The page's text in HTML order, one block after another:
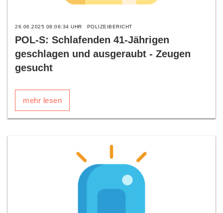
26.06.2025 08:06:34 UHR POLIZEIBERICHT
POL-S: Schlafenden 41-Jährigen
geschlagen und ausgeraubt - Zeugen
gesucht
mehr lesen